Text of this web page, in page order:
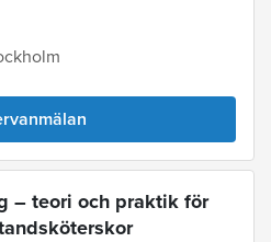
– teori och praktik för